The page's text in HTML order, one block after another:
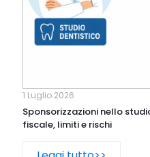
1 Luglio 2026
Sponsorizzazioni nello
fiscale, limiti e rischi